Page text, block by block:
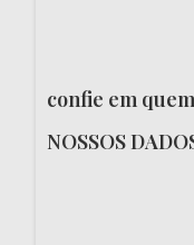
confie em
NOSSOS